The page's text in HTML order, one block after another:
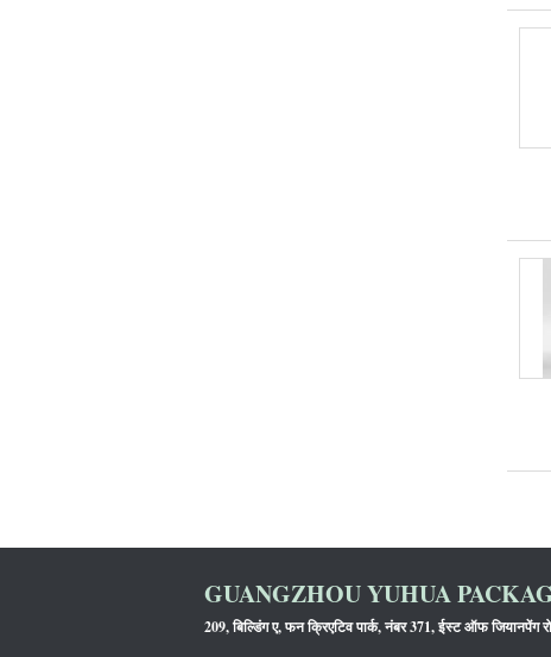
GUANGZHOU YUHUA
209, बिल्डिंग ए, फन क्रिएटिव पार्क, नंबर 371, ईस्ट ऑफ जियानपेंग